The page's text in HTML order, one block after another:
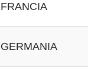
FRANCIA
GERMANIA